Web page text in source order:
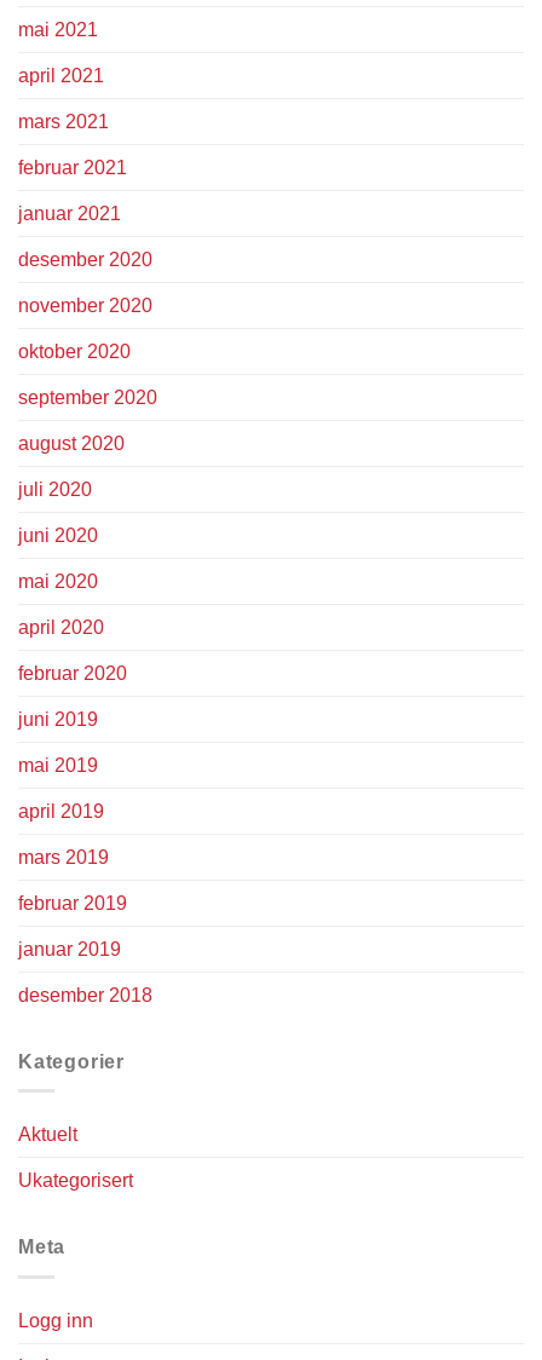
mai 2021
april 2021
mars 2021
februar 2021
januar 2021
desember 2020
november 2020
oktober 2020
september 2020
august 2020
juli 2020
juni 2020
mai 2020
april 2020
februar 2020
juni 2019
mai 2019
april 2019
mars 2019
februar 2019
januar 2019
desember 2018
Kategorier
Aktuelt
Ukategorisert
Meta
Logg inn